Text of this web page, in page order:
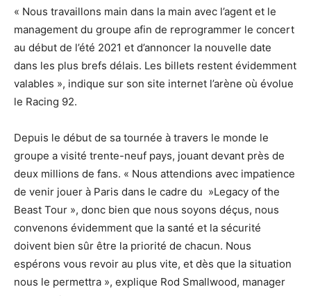
« Nous travaillons main dans la main avec l’agent et le
management du groupe afin de reprogrammer le concert
au début de l’été 2021 et d’annoncer la nouvelle date
dans les plus brefs délais. Les billets restent évidemment
valables », indique sur son site internet l’arène où évolue
le Racing 92.
Depuis le début de sa tournée à travers le monde le
groupe a visité trente-neuf pays, jouant devant près de
deux millions de fans. « Nous attendions avec impatience
de venir jouer à Paris dans le cadre du »Legacy of the
Beast Tour », donc bien que nous soyons déçus, nous
convenons évidemment que la santé et la sécurité
doivent bien sûr être la priorité de chacun. Nous
espérons vous revoir au plus vite, et dès que la situation
nous le permettra », explique Rod Smallwood, manager